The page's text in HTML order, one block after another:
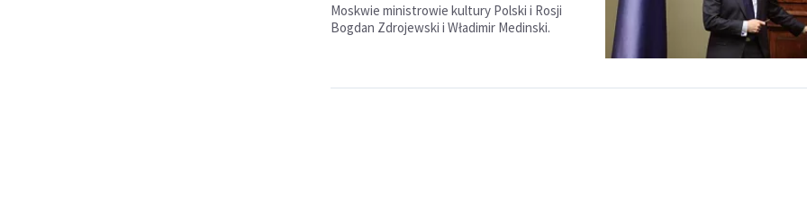
Moskwie ministrowie kultury Polski i Rosji
Bogdan Zdrojewski i Władimir Medinski.